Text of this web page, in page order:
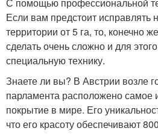
Если вам предстоит исправлять
территории от 5 га, то, конечно
сделать очень сложно и для
специальную технику.
Знаете ли вы? В Австрии возле
парламента расположено самое
покрытие в мире. Его
что его красоту обеспечивают